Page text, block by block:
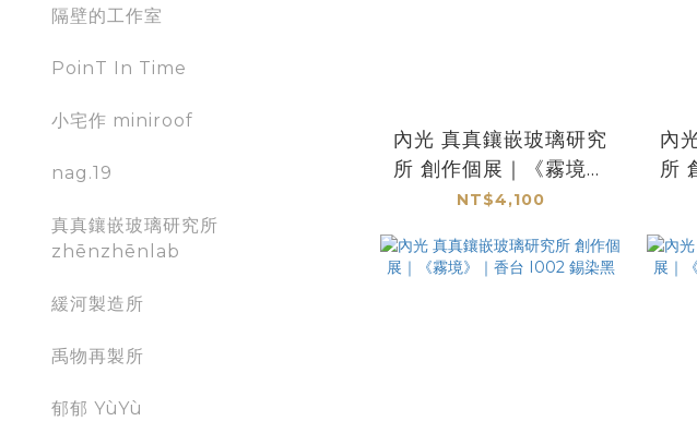
隔壁的工作室
PoinT In Time
小宅作 miniroof
nag.19
真真鑲嵌玻璃研究所
zhēnzhēnlab
緩河製造所
禹物再製所
郁郁 YùYù
內光 真真鑲嵌玻璃研究
所 創作個展｜《霧境》
｜香台 I001 004
NT$4,100
內光 真真鑲嵌玻璃
所